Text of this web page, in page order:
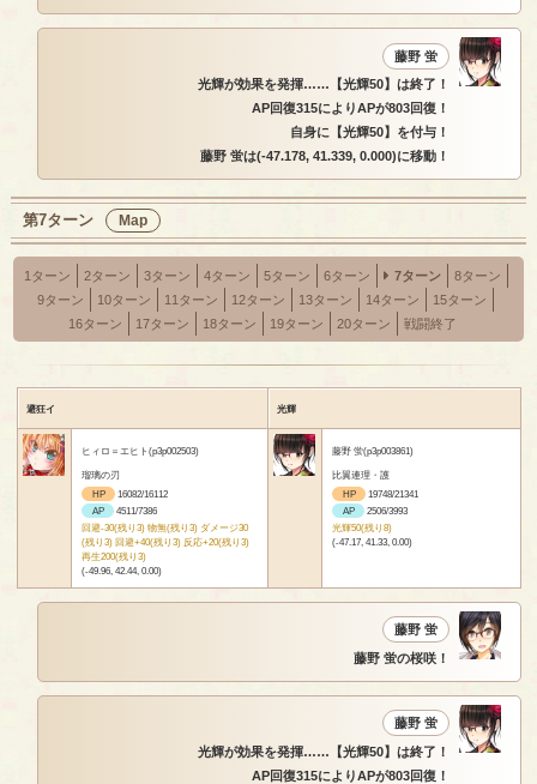
藤野 蛍
光輝が効果を発揮……【光輝50】は終了！
AP回復315によりAPが803回復！
自身に【光輝50】を付与！
藤野 蛍は(-47.178, 41.339, 0.000)に移動！
第7ターン Map
1ターン 2ターン 3ターン 4ターン 5ターン 6ターン 7ターン
8ターン
9ターン
10ターン 11ターン 12ターン 13ターン 14ターン
15ターン
16ターン
17ターン 18ターン 19ターン 20ターン 戦闘終了
避狂イ 光輝
ヒィロ＝エヒト(p3p002503)
瑠璃の刃
HP
16082/16112
AP
4511/7386
回避-30(残り3) 物無(残り3) ダメージ30
(残り3) 回避+40(残り3) 反応+20(残り3)
再生200(残り3)
(-49.96, 42.44, 0.00)
藤野 蛍(p3p003861)
比翼連理・護
HP
19748/21341
AP
2506/3993
光輝50(残り8)
(-47.17, 41.33, 0.00)
藤野 蛍
藤野 蛍の桜咲！
藤野 蛍
光輝が効果を発揮……【光輝50】は終了！
AP回復315によりAPが803回復！